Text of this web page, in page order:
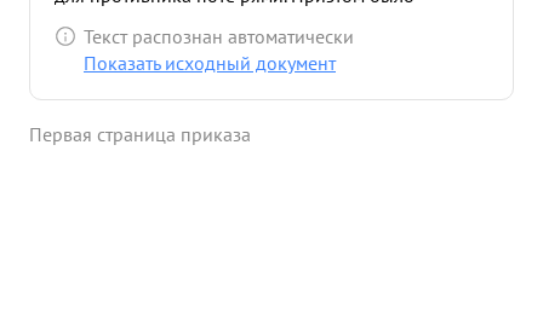
захвачено и пленено 25 немецких солдат и
фицеров а так не было уничтожено большое
Текст распознан автоматически
Показать исходный документ
Первая страница приказа